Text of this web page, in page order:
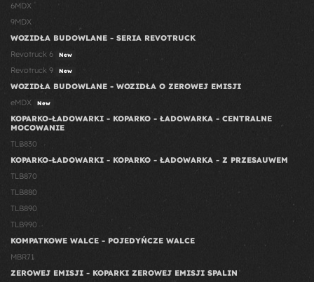
6MDX
9MDX
WOZIDŁA BUDOWLANE - SERIA REVOTRUCK
Revotruck 6
New
Revotruck 9 New
WOZIDŁA BUDOWLANE - WOZIDŁA O ZEROWEJ EMISJI
eMDX
New
KOPARKO-ŁADOWARKI - KOPARKO - ŁADOWARKA - CENTRALNE
MOCOWANIE
TLB830
KOPARKO-ŁADOWARKI - KOPARKO - ŁADOWARKA - Z PRZESAUWEM
TLB870
TLB880
TLB890
TLB990
KOMPATKOWE WALCE - POJEDYŃCZE WALCE
MBR71
ZEROWEJ EMISJI - KOPARKI ZEROWEJ EMISJI SPALIN